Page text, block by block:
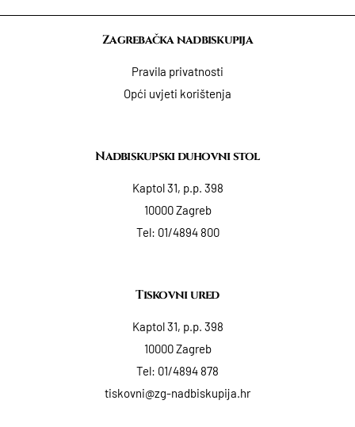
Zagrebačka nadbiskupija
Pravila privatnosti
Opći uvjeti korištenja
Nadbiskupski duhovni stol
Kaptol 31, p.p. 398
10000 Zagreb
Tel: 01/4894 800
Tiskovni ured
Kaptol 31, p.p. 398
10000 Zagreb
Tel: 01/4894 878
tiskovni@zg-nadbiskupija.hr